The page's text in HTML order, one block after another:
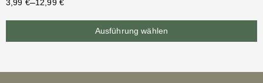
3,99 €–12,99 €
Ausführung wählen